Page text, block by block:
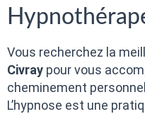
Vous recherchez la
Civray pour vous
cheminement
L’hypnose est une